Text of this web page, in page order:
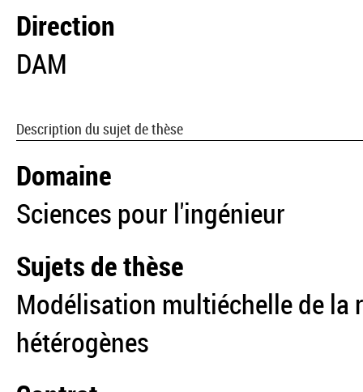
Direction
DAM
Description du sujet de thèse
Domaine
Sciences pour l'ingénieur
Sujets de thèse
Modélisation multiéchelle de la
hétérogènes